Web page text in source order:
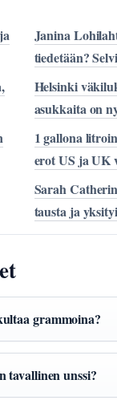
Janina
tiedetään?
Helsinki
asukkaita on
1 gallona
erot US ja UK
Sarah
tausta ja
grammoina?
tavallinen unssi?